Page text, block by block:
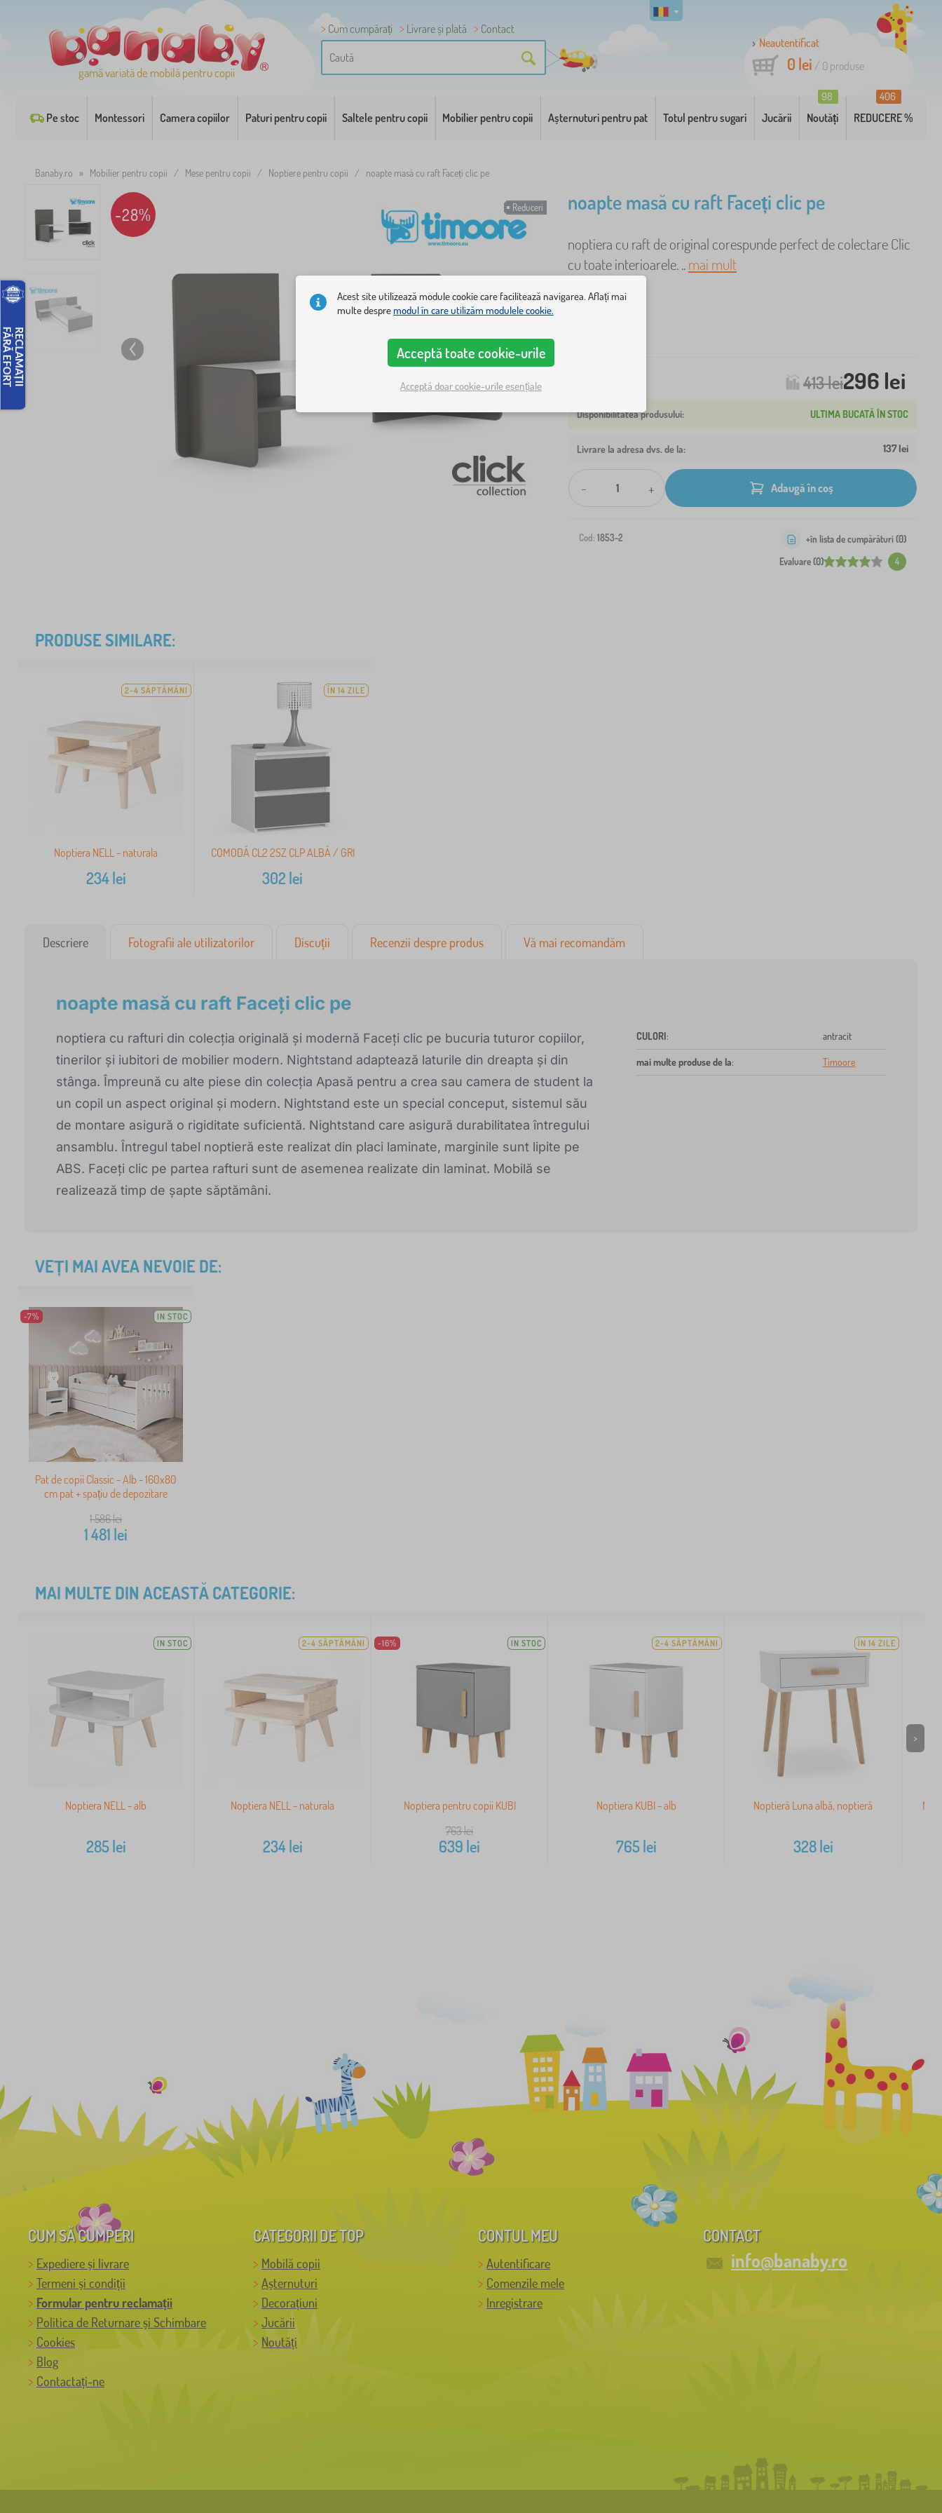
gamă variată de mobilă pentru copii
Cum cumpărați Livrare și plată
Contact
Neautentificat
0 lei / 0 produse
Pe stoc Montessori Camera copiilor Paturi pentru copii Saltele pentru copii Mobilier pentru copii Așternuturi pentru pat Totul pentru sugari Jucării Noutăți
98
REDUCERE %
406
Banaby.ro » Mobilier pentru copii / Mese pentru copii / Noptiere pentru copii / noapte masă cu raft Faceți clic pe
Reduceri
-28% noapte masă cu raft Faceți clic pe
noptiera cu raft de original corespunde perfect de colectare Clic
cu toate interioarele. ..mai mult
execuție mobilier
413 lei296 lei
ULTIMA BUCATĂ ÎN STOC
Livrare la adresa dvs. de la: 137 lei
- + Adaugă în coș
Cod: 1853-2
Evaluare (0) 4
+în lista de cumpărături (0)
PRODUSE SIMILARE:
2-4 SĂPTĂMÂNI
Noptiera NELL - naturala
234lei
ÎN 14 ZILE
COMODĂ CL2 2SZ CLP ALBĂ / GRI
302 lei
Descriere Fotografii ale utilizatorilor Discuții Recenzii despre produs Vă mai recomandăm
noapte masă cu raft Faceți clic pe
noptiera cu rafturi din colecția originală și modernă Faceți clic pe bucuria tuturor copiilor,
tinerilor și iubitori de mobilier modern. Nightstand adaptează laturile din dreapta și din
stânga. Împreună cu alte piese din colecția Apasă pentru a crea sau camera de student la
un copil un aspect original și modern. Nightstand este un special conceput, sistemul său
de montare asigură o rigiditate suficientă. Nightstand care asigură durabilitatea întregului
ansamblu. Întregul tabel noptieră este realizat din placi laminate, marginile sunt lipite pe
ABS. Faceți clic pe partea rafturi sunt de asemenea realizate din laminat. Mobilă se
realizează timp de șapte săptămâni.
CULORI: antracit
mai multe produse de la: Timoore
VEȚI MAI AVEA NEVOIE DE:
-7% IN STOC
Pat de copii Classic - Alb - 160x80
cm pat + spațiu de depozitare
1 586lei
1 481 lei
MAI MULTE DIN ACEASTĂ CATEGORIE:
IN STOC
Noptiera NELL - alb
285lei
2-4 SĂPTĂMÂNI
Noptiera NELL - naturala
234lei
-16% IN STOC
Noptiera pentru copii KUBI
763lei
639 lei
2-4 SĂPTĂMÂNI
Noptiera KUBI - alb
765lei
ÎN 14 ZILE
Noptieră Luna albă, noptieră
328lei
>
CUM SĂ CUMPERI
Expediere și livrare
Termeni și condiții
Formular pentru reclamații
Politica de Returnare și Schimbare
Cookies
Blog
Contactați-ne
CATEGORII DE TOP
Mobilă copii
Așternuturi
Decorațiuni
Jucării
Noutăți
CONTUL MEU
Autentificare
Comenzile mele
Inregistrare
CONTACT
info@banaby.ro
Acest site utilizează module cookie care facilitează navigarea. Aflați mai
multe despremodul în care utilizăm modulele cookie.
Acceptă toate cookie-urile
Acceptă doar cookie-urile esențiale